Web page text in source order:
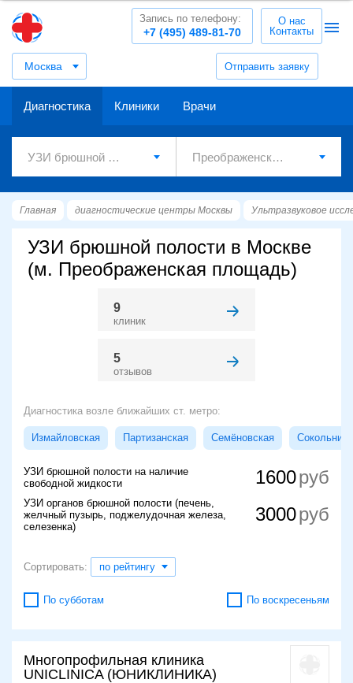
Москва Отправить заявку
+7 (495) 489-81-70
Запись по телефону:
О нас
Контакты
Диагностика Клиники Врачи
Главная диагностические центры Москвы Ультразвуковое
УЗИ брюшной полости в Москве
(м. Преображенская площадь)
9
клиник
5
отзывов
Диагностика возле ближайших ст. метро:
Измайловская Партизанская Семёновская Сокольники
УЗИ брюшной полости на наличие
свободной жидкости
1600
УЗИ органов брюшной полости (печень,
желчный пузырь, поджелудочная железа,
селезенка)
3000
Сортировать: по рейтингу
По субботам По воскресеньям
Многопрофильная клиника
UNICLINICA (ЮНИКЛИНИКА)